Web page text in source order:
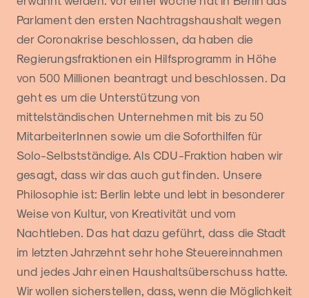
Parlament den ersten Nachtragshaushalt wegen
der Coronakrise beschlossen, da haben die
Regierungsfraktionen ein Hilfsprogramm in Höhe
von 500 Millionen beantragt und beschlossen. Da
geht es um die Unterstützung von
mittelständischen Unternehmen mit bis zu 50
MitarbeiterInnen sowie um die Soforthilfen für
Solo-Selbstständige. Als CDU-Fraktion haben wir
gesagt, dass wir das auch gut finden. Unsere
Philosophie ist: Berlin lebte und lebt in besonderer
Weise von Kultur, von Kreativität und vom
Nachtleben. Das hat dazu geführt, dass die Stadt
im letzten Jahrzehnt sehr hohe Steuereinnahmen
und jedes Jahr einen Haushaltsüberschuss hatte.
Wir wollen sicherstellen, dass, wenn die Möglichkeit